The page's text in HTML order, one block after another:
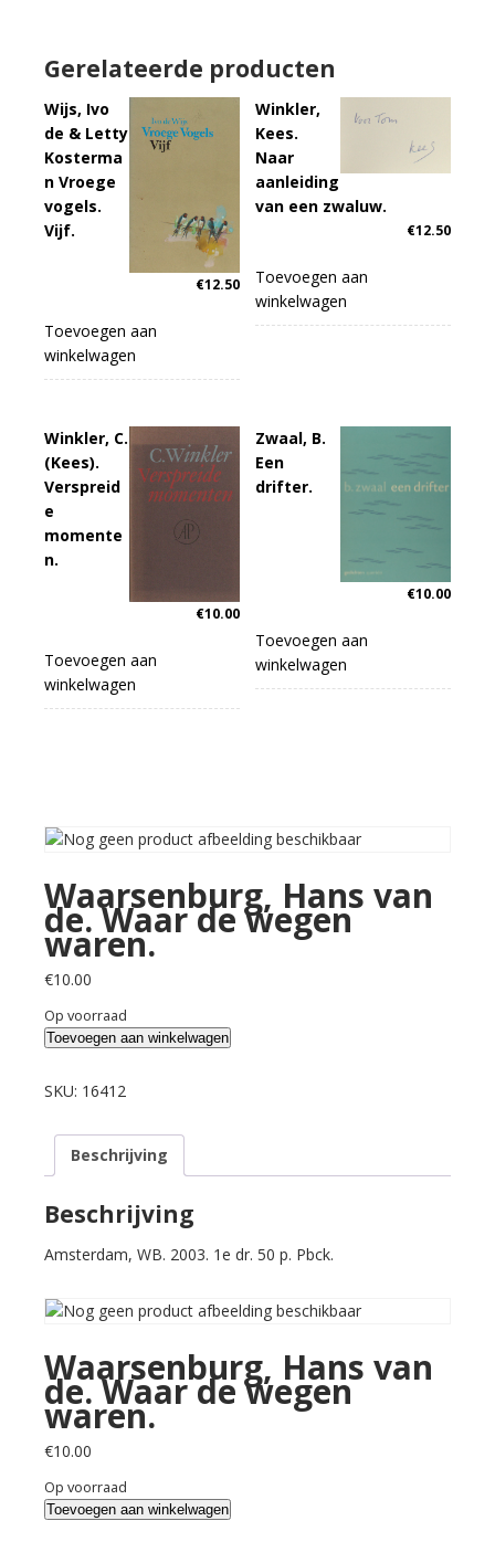
Gerelateerde producten
Wijs, Ivo
de & Letty
Kosterma
n Vroege
vogels.
Vijf.
€12.50
Toevoegen aan
winkelwagen
Winkler,
Kees.
Naar
aanleiding
van een zwaluw.
€12.50
Toevoegen aan
winkelwagen
Winkler, C.
(Kees).
Verspreid
e
momente
n.
€10.00
Toevoegen aan
winkelwagen
Zwaal, B.
Een
drifter.
€10.00
Toevoegen aan
winkelwagen
Waarsenburg, Hans van
de. Waar de wegen
waren.
€10.00
Op voorraad
Waarsenburg,
van
Waar
wegen
waren.
Toevoegen aan winkelwagen
SKU: 16412
Beschrijving
Beschrijving
Amsterdam, WB. 2003. 1e dr. 50 p. Pbck.
Waarsenburg, Hans van
de. Waar de wegen
waren.
€10.00
Op voorraad
Waarsenburg,
Toevoegen aan winkelwagen